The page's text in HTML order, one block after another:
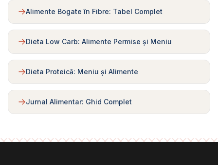
Alimente Bogate în Fibre: Tabel Complet
Dieta Low Carb: Alimente Permise și Meniu
Dieta Proteică: Meniu și Alimente
Jurnal Alimentar: Ghid Complet